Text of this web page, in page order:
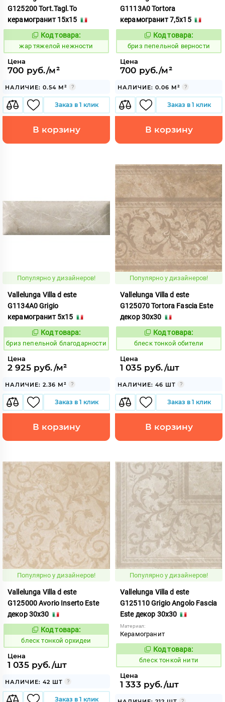
G125200 Tort.Tagl.To
керамогранит 15x15
372808
Код товара:
жар тяжелой нежности
Цена
700 руб./м²
НАЛИЧИЕ: 0.54 М²
Заказ в 1 клик
В корзину
G1113A0 Tortora
керамогранит 7,5x15
55631
Код товара:
бриз пепельной верности
Цена
700 руб./м²
НАЛИЧИЕ: 0.06 М²
Заказ в 1 клик
В корзину
Популярно у дизайнеров!
Vallelunga Villa d este
G1134A0 Grigio
керамогранит 5x15
55628
Код товара:
бриз пепельной благодарности
Цена
2 925 руб./м²
НАЛИЧИЕ: 2.36 М²
Заказ в 1 клик
В корзину
Популярно у дизайнеров!
Vallelunga Villa d este
G125070 Tortora Fascia Este
декор 30x30
44062
Код товара:
блеск тонкой обители
Цена
1 035 руб./шт
НАЛИЧИЕ: 46 ШТ
Заказ в 1 клик
В корзину
Популярно у дизайнеров!
Vallelunga Villa d este
G125000 Avorio Inserto Este
декор 30x30
44064
Код товара:
блеск тонкой орхидеи
Цена
1 035 руб./шт
НАЛИЧИЕ: 42 ШТ
Заказ в 1 клик
Популярно у дизайнеров!
Vallelunga Villa d este
G125110 Grigio Angolo Fascia
Este декор 30x30
Материал:
Керамогранит
44060
Код товара:
блеск тонкой нити
Цена
1 333 руб./шт